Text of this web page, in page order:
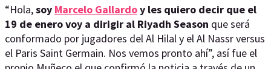
“Hola,soy Marcelo Gallardoy les quiero decir que el
19 de enero voy a dirigir al Riyadh Season que será
conformado por jugadores del Al Hilal y el Al Nassr versus
el Paris Saint Germain. Nos vemos pronto ahí”, así fue el